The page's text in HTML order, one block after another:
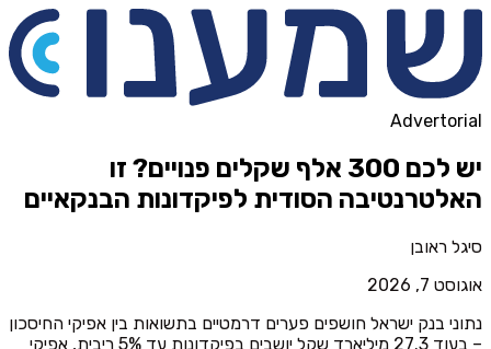
Advertorial
יש לכם 300 אלף שקלים פנויים? זו
האלטרנטיבה הסודית לפיקדונות הבנקאיים
סיגל ראובן
אוגוסט 7, 2026
נתוני בנק ישראל חושפים פערים דרמטיים בתשואות בין אפיקי החיסכון
– בעוד 27.3 מיליארד שקל יושבים בפיקדונות עד 5% ריבית, אפיקי